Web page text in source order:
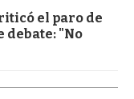
el paro de
debate: "No